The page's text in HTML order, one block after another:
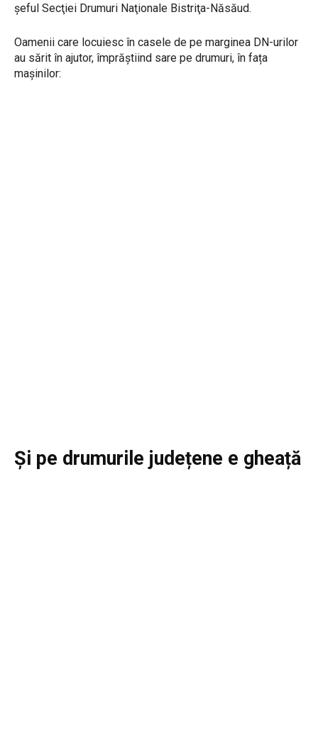
şeful Secţiei Drumuri Naţionale Bistriţa-Năsăud.
Oamenii care locuiesc în casele de pe marginea DN-urilor
au sărit în ajutor, împrăștiind sare pe drumuri, în fața
mașinilor:
Și pe drumurile județene e gheață